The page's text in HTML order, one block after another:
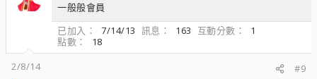
一般般會員
已加入
7/14/13 訊息 163 互動分數
1
點數
18
2/8/14
#9